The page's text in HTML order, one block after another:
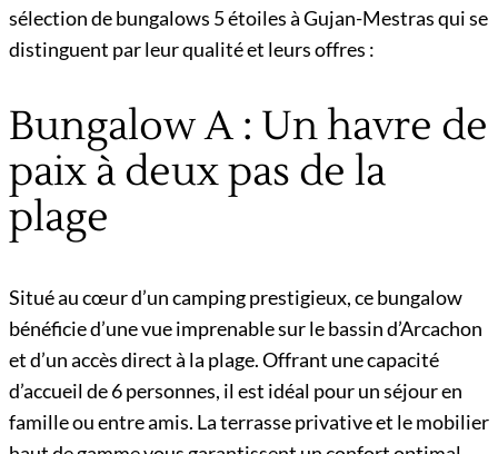
sélection de bungalows 5 étoiles à Gujan-Mestras qui se
distinguent par leur qualité et leurs offres :
Bungalow A : Un havre de
paix à deux pas de la
plage
Situé au cœur d’un camping prestigieux, ce bungalow
bénéficie d’une vue imprenable sur le bassin d’Arcachon
et d’un accès direct à la plage. Offrant une capacité
d’accueil de 6 personnes, il est idéal pour un séjour en
famille ou entre amis. La terrasse privative et le mobilier